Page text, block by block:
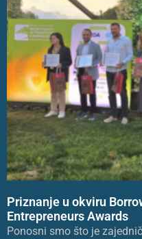
Priznanje u okviru
Entrepreneurs Awards
Ponosni smo što je